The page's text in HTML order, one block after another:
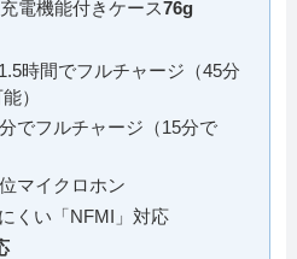
電機能付きケース76g
時間でフルチャージ（45分
）
でフルチャージ（15分で
マイクロホン
くい「NFMI」対応